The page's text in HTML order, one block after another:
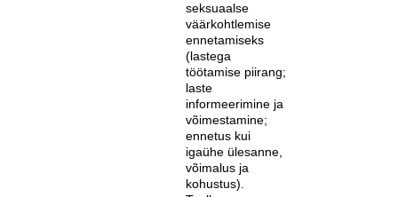
seksuaalse
väärkohtlemise
ennetamiseks
(lastega
töötamise piirang;
laste
informeerimine ja
võimestamine;
ennetus kui
igaühe ülesanne,
võimalus ja
kohustus).